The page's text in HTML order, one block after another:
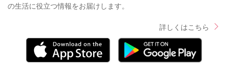
の生活に役立つ情報をお届けします。
詳しくはこちら